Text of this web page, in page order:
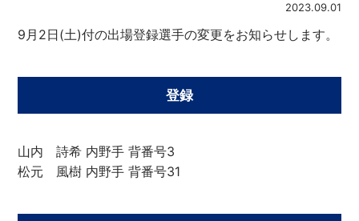
2023.09.01
9月2日(土)付の出場登録選手の変更をお知らせします。
登録
山内 詩希 内野手 背番号3
松元 風樹 内野手 背番号31